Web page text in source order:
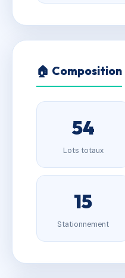
🏠 Composition
54
Lots totaux
15
Stationnement